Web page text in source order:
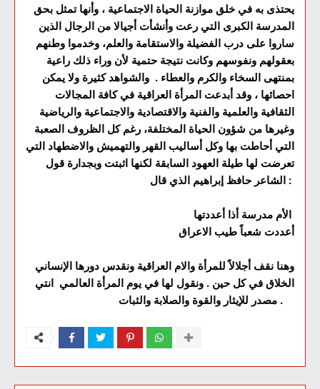
يحتذى به في خلق موازنة الحياة الاجتماعية ، وأنها تمثل بحق
المدرسة الكبرى التي رعت وأنشأت أجيالا من الرجال الذين
ساروا على درب الفضيلة والاستقامة والعلم، وخدموا وطنهم
بعقولهم ونفوسهم وكانت نتيجة حتمية لأن وراء ذلك راعية
بمنتهى السخاء والكرم والعطاء . والشواهد كثيرة ولا يمكن
احصائها ، وقد أبدعت المرأة العراقية في كافة المجالات
الثقافية والعلمية والفنية والاقتصادية والاجتماعية والرياضية
وغيرها من شؤون الحياة المختلفة، رغم كل الظروف الصعبة
التي أحاطت بها وكل أساليب القهر والتهميش والاضطهاد التي
تعرضت لها طيلة العهود السابقة لكنها اثبتت وبجدارة قول
الشاعر حافظ إبراهيم الذي قال :
أعددت شعباً طيب الاعراق
الخلاق في كل حين . ونقول لها في يوم المرأة العالمي انتي
مصدر للإيثار والقوة والصلابة والثبات .